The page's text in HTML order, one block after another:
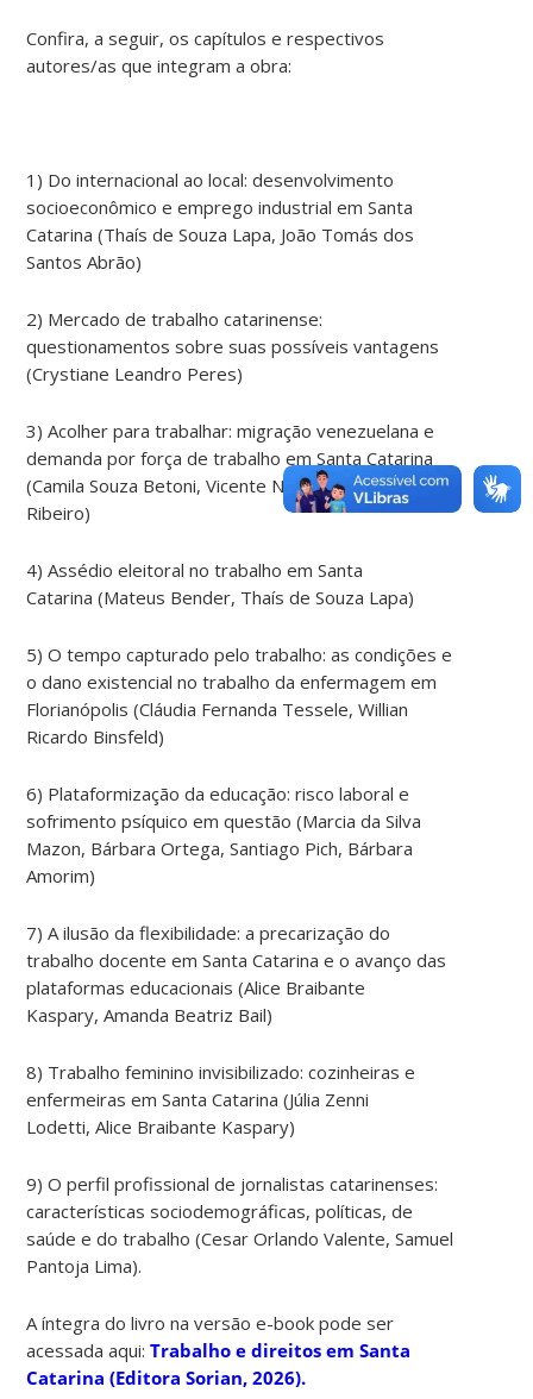
Confira, a seguir, os capítulos e respectivos
autores/as que integram a obra:
1) Do internacional ao local: desenvolvimento
socioeconômico e emprego industrial em Santa
Catarina (Thaís de Souza Lapa, João Tomás dos
Santos Abrão)
2) Mercado de trabalho catarinense:
questionamentos sobre suas possíveis vantagens
(Crystiane Leandro Peres)
3) Acolher para trabalhar: migração venezuelana e
demanda por força de trabalho em Santa Catarina
(Camila Souza Betoni, Vicente Neves da Silva
Ribeiro)
4) Assédio eleitoral no trabalho em Santa
Catarina (Mateus Bender, Thaís de Souza Lapa)
5) O tempo capturado pelo trabalho: as condições e
o dano existencial no trabalho da enfermagem em
Florianópolis (Cláudia Fernanda Tessele, Willian
Ricardo Binsfeld)
6) Plataformização da educação: risco laboral e
sofrimento psíquico em questão (Marcia da Silva
Mazon, Bárbara Ortega, Santiago Pich, Bárbara
Amorim)
7) A ilusão da flexibilidade: a precarização do
trabalho docente em Santa Catarina e o avanço das
plataformas educacionais (Alice Braibante
Kaspary, Amanda Beatriz Bail)
8) Trabalho feminino invisibilizado: cozinheiras e
enfermeiras em Santa Catarina (Júlia Zenni
Lodetti, Alice Braibante Kaspary)
9) O perfil profissional de jornalistas catarinenses:
características sociodemográficas, políticas, de
saúde e do trabalho (Cesar Orlando Valente, Samuel
Pantoja Lima).
A íntegra do livro na versão e-book pode ser
acessada aqui:Trabalho e direitos em Santa
Catarina (Editora Sorian, 2026).